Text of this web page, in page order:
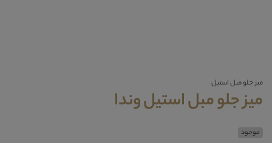
میز جلو مبل استیل
میز جلو مبل استیل وندا
موجود